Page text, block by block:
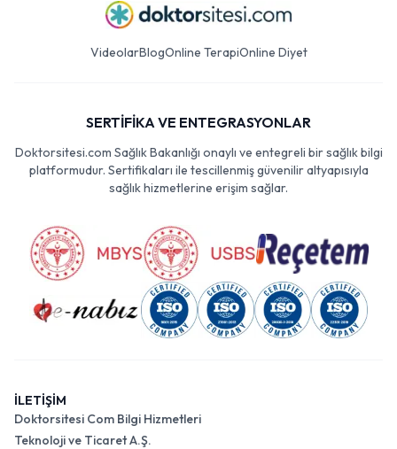
VideolarBlogOnline TerapiOnline Diyet
SERTİFİKA VE ENTEGRASYONLAR
Doktorsitesi.com Sağlık Bakanlığı onaylı ve entegreli bir sağlık bilgi
platformudur. Sertifikaları ile tescillenmiş güvenilir altyapısıyla
sağlık hizmetlerine erişim sağlar.
İLETİŞİM
Doktorsitesi Com Bilgi Hizmetleri
Teknoloji ve Ticaret A.Ş.